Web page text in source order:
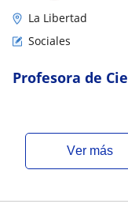
La Libertad
Sociales
Profesora de
ver más